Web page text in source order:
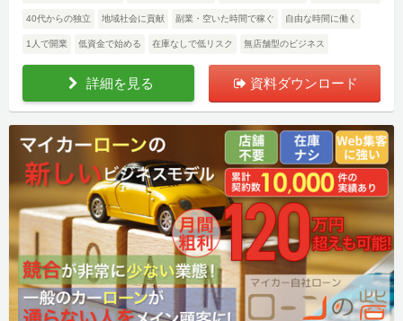
40代からの独立 地域社会に貢献 副業・空いた時間で稼ぐ 自由な時間に働く
1人で開業 低資金で始める 在庫なしで低リスク 無店舗型のビジネス
詳細を見る 資料ダウンロード